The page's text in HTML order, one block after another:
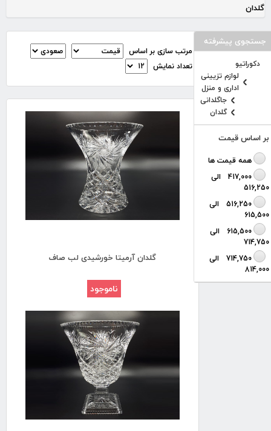
گلدان
مرتب سازی بر اساس
تعداد نمایش
گلدان آرمیتا خورشیدی لب صاف
ناموجود
جستجوی پیشرفته
دكوراتيو
لوازم تزيينی
اداری و منزل
جاگلدانی
گلدان
بر اساس قیمت
همه قیمت ها
417,000 الی
516,250
516,250 الی
615,500
615,500 الی
714,750
714,750 الی
814,000